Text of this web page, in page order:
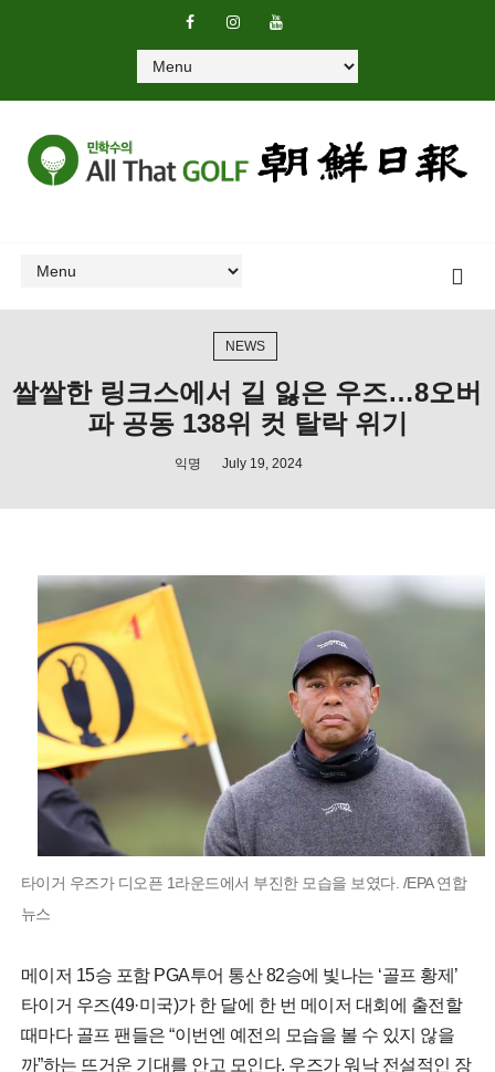
NEWS
쌀쌀한 링크스에서 길 잃은 우즈…8오버
파 공동 138위 컷 탈락 위기
익명 July 19, 2024
타이거 우즈가 디오픈 1라운드에서 부진한 모습을 보였다. /EPA 연합
뉴스
메이저 15승 포함 PGA투어 통산 82승에 빛나는 ‘골프 황제’
타이거 우즈(49·미국)가 한 달에 한 번 메이저 대회에 출전할
때마다 골프 팬들은 “이번엔 예전의 모습을 볼 수 있지 않을
까”하는 뜨거운 기대를 안고 모인다. 우즈가 워낙 전설적인 장